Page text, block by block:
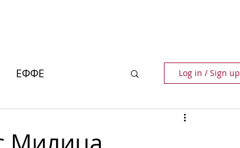
ЕФФЕ Log in / Sign up